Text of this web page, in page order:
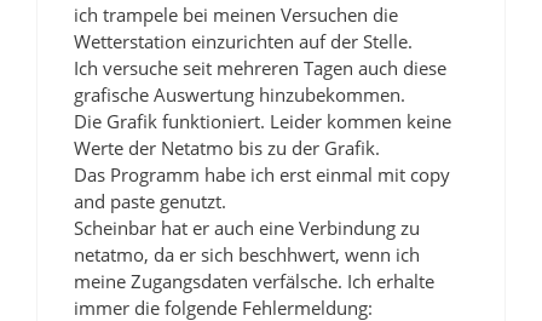
ich trampele bei meinen Versuchen die
Wetterstation einzurichten auf der Stelle.
Ich versuche seit mehreren Tagen auch diese
grafische Auswertung hinzubekommen.
Die Grafik funktioniert. Leider kommen keine
Werte der Netatmo bis zu der Grafik.
Das Programm habe ich erst einmal mit copy
and paste genutzt.
Scheinbar hat er auch eine Verbindung zu
netatmo, da er sich beschhwert, wenn ich
meine Zugangsdaten verfälsche. Ich erhalte
immer die folgende Fehlermeldung: